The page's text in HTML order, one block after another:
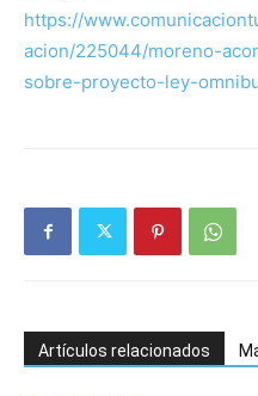
https://
acion/225044/moreno-
sobre-proyecto-ley-
Artículos relacionados